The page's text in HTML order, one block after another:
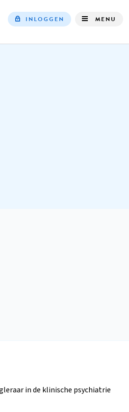
INLOGGEN MENU
in de klinische psychiatrie